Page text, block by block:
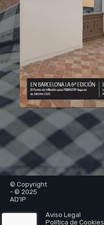
© Copyright
- © 2025
AD'IP
Aviso Legal
Política de Cookies